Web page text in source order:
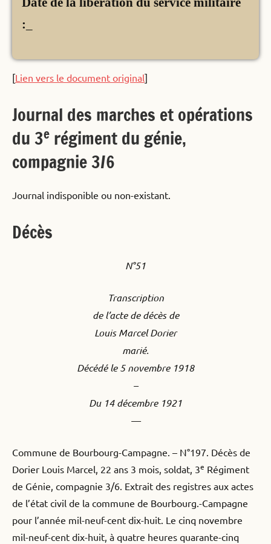
:
[Lien vers le document original]
Journal des marches et opérations
du 3e régiment du génie,
compagnie 3/6
Journal indisponible ou non-existant.
Décès
N°51
Transcription
de l’acte de décès de
Louis Marcel Dorier
marié.
Décédé le 5 novembre 1918
–
Du 14 décembre 1921
—
Commune de Bourbourg-Campagne. – N°197. Décès de
Dorier Louis Marcel, 22 ans 3 mois, soldat, 3e Régiment
de Génie, compagnie 3/6. Extrait des registres aux actes
de l’état civil de la commune de Bourbourg.-Campagne
pour l’année mil-neuf-cent dix-huit. Le cinq novembre
mil-neuf-cent dix-huit, à quatre heures quarante-cinq